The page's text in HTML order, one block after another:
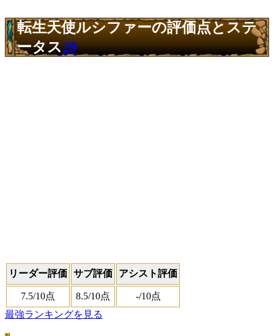
転生天使ルシファーの評価点とステ
ータス29
リーダー評価 サブ評価 アシスト評価
7.5/10点 8.5/10点 -/10点
最強ランキングを見る